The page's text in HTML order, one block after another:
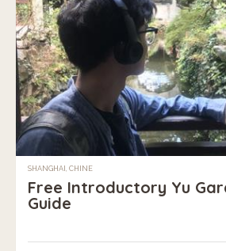
SHANGHAI, CHINE
Free Introductory Yu
Guide